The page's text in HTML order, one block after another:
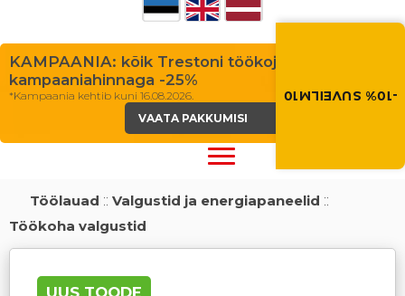
Suvi toob
-10% SUVEILM10
KAMPAANIA: kõik Trestoni töökojalauad
kampaaniahinnaga -25%
*Kampaania kehtib kuni 16.08.2026.
VAATA PAKKUMISI
Töölauad :: Valgustid ja energiapaneelid ::
Töökoha valgustid
UUS TOODE